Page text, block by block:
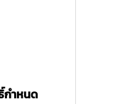
กำหนด